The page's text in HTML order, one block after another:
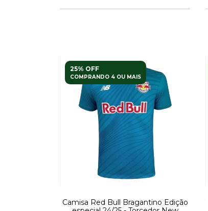
25% OFF
COMPRANDO 4 OU MAIS
Camisa Red Bull Bragantino Edição